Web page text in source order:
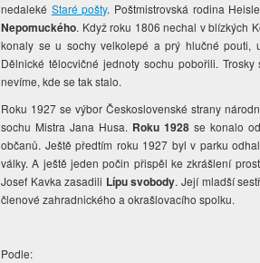
nedaleké Staré pošty. Poštmistrovská rodina
Nepomuckého. Když roku 1806 nechal v blízkých
konaly se u sochy velkolepé a prý hlučné pouti,
Dělnické tělocvičné jednoty sochu pobořili.
nevíme, kde se tak stalo.
Roku 1927 se výbor Československé strany
sochu Mistra Jana Husa. Roku 1928 se konalo
občanů. Ještě předtím roku 1927 byl v parku
války. A ještě jeden počin přispěl ke zkrášlení
Josef Kavka zasadili Lípu svobody. Její mladší
členové zahradnického a okrašlovacího spolku.
Podle: